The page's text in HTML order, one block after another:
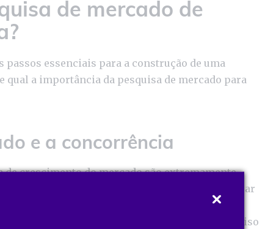
de mercado de
passos essenciais para a construção de uma
a importância da pesquisa de mercado para
e a concorrência
crescimento do mercado são extremamente
boa estratégia de marketing. É importante ficar
para que a sua estratégia permaneça sempre
é necessário para ter um panorama preciso